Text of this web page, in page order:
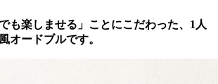
も楽しませる」ことにこだわった、1人
オードブルです。